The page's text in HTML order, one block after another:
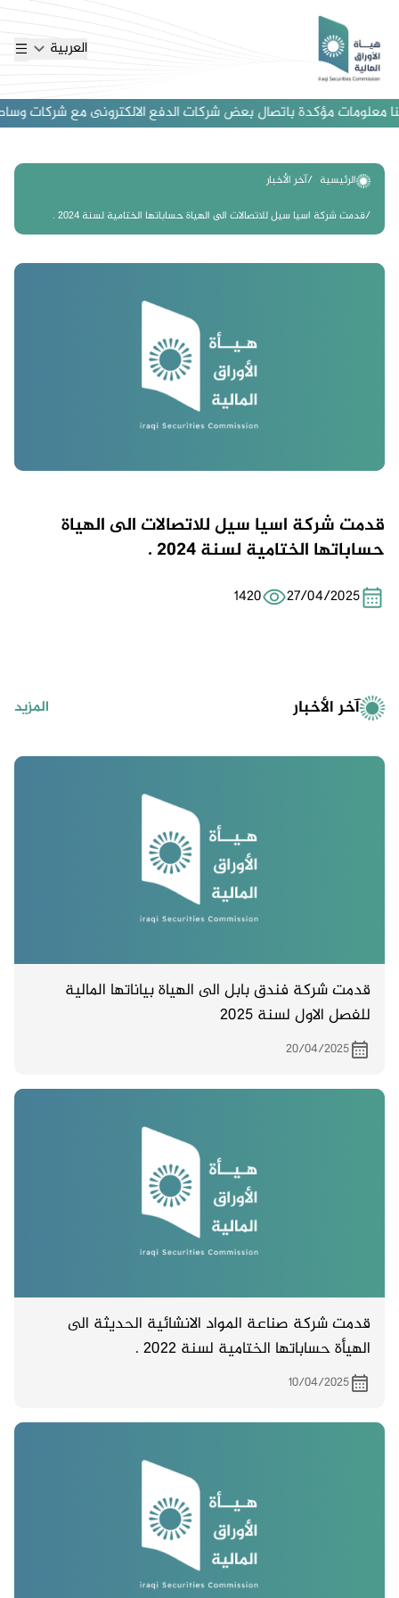
العربية
معلومات مؤكدة باتصال بعض شركات الدفع الالكترونى مع شركات وساطة
الرئيسية
آخر الأخبار
قدمت شركة اسيا سيل للاتصالات الى الهياة حساباتها الختامية لسنة 2024 .
قدمت شركة اسيا سيل للاتصالات الى الهياة
حساباتها الختامية لسنة 2024 .
27/04/2025
1420
آخر الأخبار المزيد
قدمت شركة فندق بابل الى الهياة بياناتها المالية
للفصل الاول لسنة 2025
20/04/2025
قدمت شركة صناعة المواد الانشائية الحديثة الى
الهيأة حساباتها الختامية لسنة 2022 .
10/04/2025